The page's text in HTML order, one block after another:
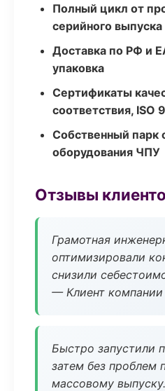
Полный цикл от
серийного выпуска
Доставка по РФ и
упаковка
Сертификаты
соответствия, ISO
Собственный парк
оборудования ЧПУ
Отзывы
Грамотная
оптимизировали
снизили
— Клиент компании
Быстро запустили
затем без проблем
массовому выпуску.